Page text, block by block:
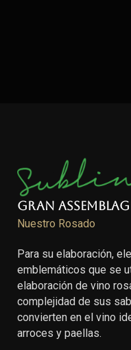
Gran
Nuestro Rosado
Para su elaboración,
emblemáticos que se
elaboración de vino
complejidad de sus
convierten en el vino
arroces y paellas.